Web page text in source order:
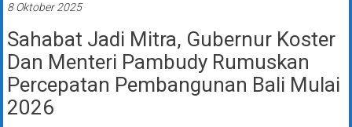
8 Oktober 2025
Sahabat Jadi Mitra, Gubernur Koster
Dan Menteri Pambudy Rumuskan
Percepatan Pembangunan Bali Mulai
2026